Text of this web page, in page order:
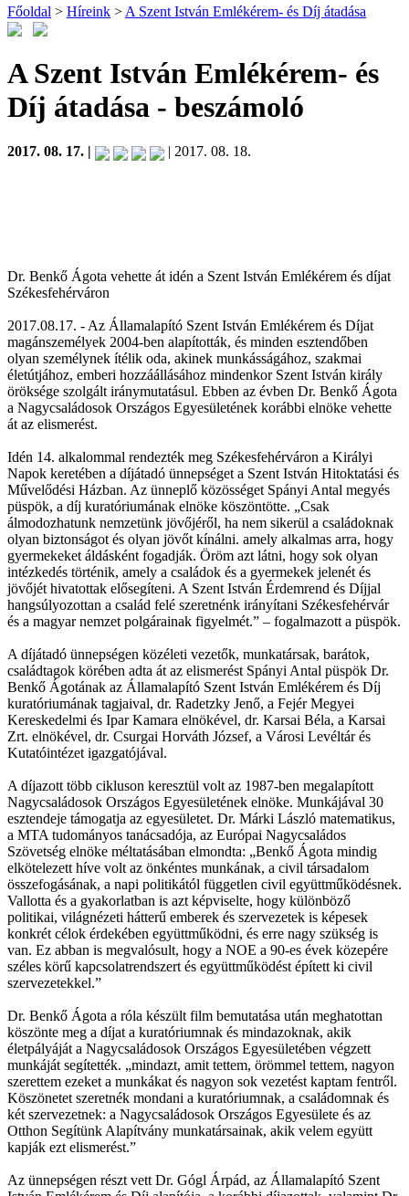
Főoldal > Híreink > A Szent István Emlékérem- és Díj átadása
A Szent István Emlékérem- és
Díj átadása - beszámoló
2017. 08. 17. | | 2017. 08. 18.
Dr. Benkő Ágota vehette át idén a Szent István Emlékérem és díjat
Székesfehérváron
2017.08.17. - Az Államalapító Szent István Emlékérem és Díjat
magánszemélyek 2004-ben alapították, és minden esztendőben
olyan személynek ítélik oda, akinek munkásságához, szakmai
életútjához, emberi hozzáállásához mindenkor Szent István király
öröksége szolgált iránymutatásul. Ebben az évben Dr. Benkő Ágota
a Nagycsaládosok Országos Egyesületének korábbi elnöke vehette
át az elismerést.
Idén 14. alkalommal rendezték meg Székesfehérváron a Királyi
Napok keretében a díjátadó ünnepséget a Szent István Hitoktatási és
Művelődési Házban. Az ünneplő közösséget Spányi Antal megyés
püspök, a díj kuratóriumának elnöke köszöntötte. „Csak
álmodozhatunk nemzetünk jövőjéről, ha nem sikerül a családoknak
olyan biztonságot és olyan jövőt kínálni. amely alkalmas arra, hogy
gyermekeket áldásként fogadják. Öröm azt látni, hogy sok olyan
intézkedés történik, amely a családok és a gyermekek jelenét és
jövőjét hivatottak elősegíteni. A Szent István Érdemrend és Díjjal
hangsúlyozottan a család felé szeretnénk irányítani Székesfehérvár
és a magyar nemzet polgárainak figyelmét.” – fogalmazott a püspök.
A díjátadó ünnepségen közéleti vezetők, munkatársak, barátok,
családtagok körében adta át az elismerést Spányi Antal püspök Dr.
Benkő Ágotának az Államalapító Szent István Emlékérem és Díj
kuratóriumának tagjaival, dr. Radetzky Jenő, a Fejér Megyei
Kereskedelmi és Ipar Kamara elnökével, dr. Karsai Béla, a Karsai
Zrt. elnökével, dr. Csurgai Horváth József, a Városi Levéltár és
Kutatóintézet igazgatójával.
A díjazott több cikluson keresztül volt az 1987-ben megalapított
Nagycsaládosok Országos Egyesületének elnöke. Munkájával 30
esztendeje támogatja az egyesületet. Dr. Márki László matematikus,
a MTA tudományos tanácsadója, az Európai Nagycsaládos
Szövetség elnöke méltatásában elmondta: „Benkő Ágota mindig
elkötelezett híve volt az önkéntes munkának, a civil társadalom
összefogásának, a napi politikától független civil együttműködésnek.
Vallotta és a gyakorlatban is azt képviselte, hogy különböző
politikai, világnézeti hátterű emberek és szervezetek is képesek
konkrét célok érdekében együttműködni, és erre nagy szükség is
van. Ez abban is megvalósult, hogy a NOE a 90-es évek közepére
széles körű kapcsolatrendszert és együttműködést épített ki civil
szervezetekkel.”
Dr. Benkő Ágota a róla készült film bemutatása után meghatottan
köszönte meg a díjat a kuratóriumnak és mindazoknak, akik
életpályáját a Nagycsaládosok Országos Egyesületében végzett
munkáját segítették. „mindazt, amit tettem, örömmel tettem, nagyon
szerettem ezeket a munkákat és nagyon sok vezetést kaptam fentről.
Köszönetet szeretnék mondani a kuratóriumnak, a családomnak és
két szervezetnek: a Nagycsaládosok Országos Egyesülete és az
Otthon Segítünk Alapítvány munkatársainak, akik velem együtt
kapják ezt elismerést.”
Az ünnepségen részt vett Dr. Gógl Árpád, az Államalapító Szent